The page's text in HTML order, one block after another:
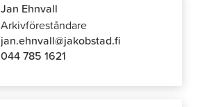
Jan Ehnvall
Arkivföreståndare
jan.ehnvall@jakobstad.fi
044 785 1621